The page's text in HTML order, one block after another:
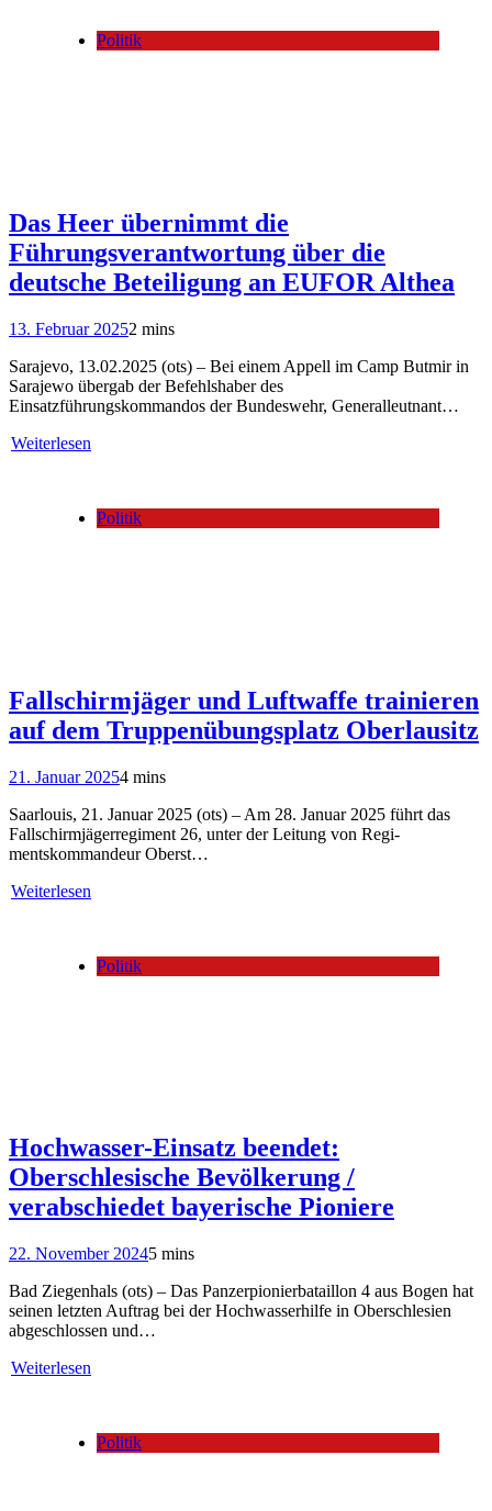
Politik
Das Heer übernimmt die
Führungsverantwortung über die
deutsche Beteiligung an EUFOR Althea
13. Februar 20252 mins
Sarajevo, 13.02.2025 (ots) – Bei einem Appell im Camp Butmir in
Sarajewo übergab der Befehlshaber des
Einsatzführungskommandos der Bundeswehr, Generalleutnant…
Weiterlesen
Politik
Fallschirmjäger und Luftwaffe trainieren
auf dem Truppenübungsplatz Oberlausitz
21. Januar 20254 mins
Saarlouis, 21. Januar 2025 (ots) – Am 28. Januar 2025 führt das
Fallschirmjägerregiment 26, unter der Leitung von Regi-
mentskommandeur Oberst…
Weiterlesen
Politik
Hochwasser-Einsatz beendet:
Oberschlesische Bevölkerung /
verabschiedet bayerische Pioniere
22. November 20245 mins
Bad Ziegenhals (ots) – Das Panzerpionierbataillon 4 aus Bogen hat
seinen letzten Auftrag bei der Hochwasserhilfe in Oberschlesien
abgeschlossen und…
Weiterlesen
Politik